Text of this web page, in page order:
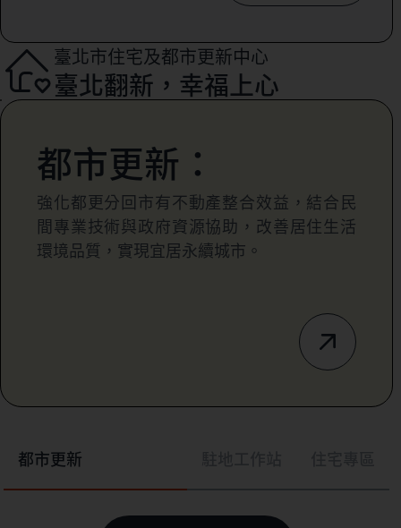
臺北市住宅及都市更新中心
臺北翻新，幸福上心
都市更新
都市更新：
強化都更分回市有不動產整合效益，結合民
間專業技術與政府資源協助，改善居住生活
環境品質，實現宜居永續城市。